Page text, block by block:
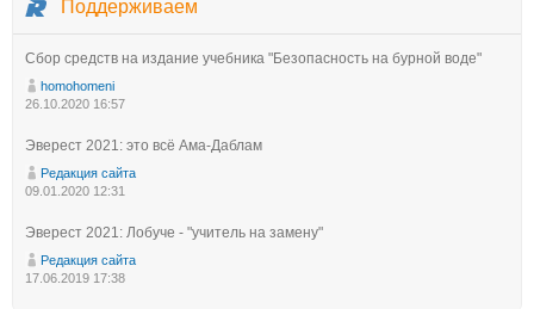
Поддерживаем
Сбор средств на издание учебника "Безопасность на бурной воде"
homohomeni
26.10.2020 16:57
Эверест 2021: это всё Ама-Даблам
Редакция сайта
09.01.2020 12:31
Эверест 2021: Лобуче - "учитель на замену"
Редакция сайта
17.06.2019 17:38